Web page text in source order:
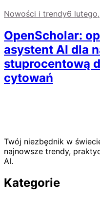
Nowości i trendy6
OpenScholar:
asystent AI dla
stuprocentową
cytowań
Twój niezbędnik w
najnowsze trendy,
AI.
Kategorie